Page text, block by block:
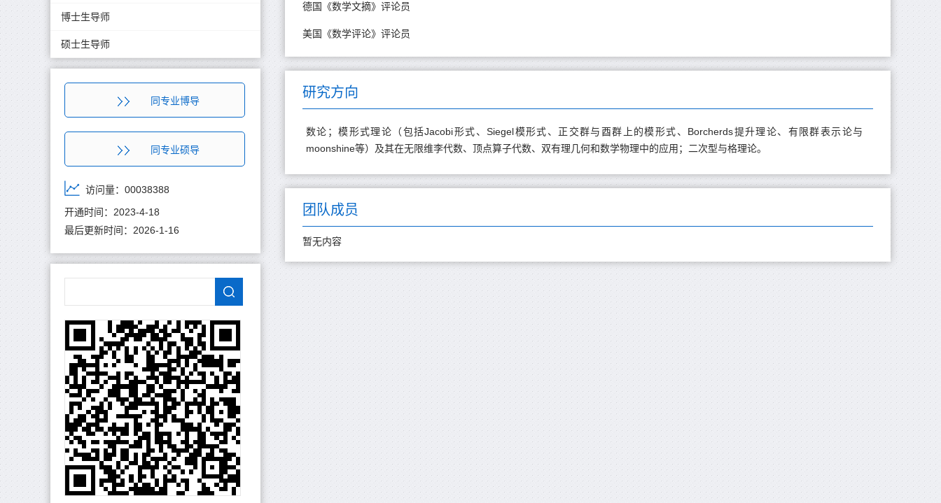
博士生导师
硕士生导师
同专业博导
同专业硕导
访问量： 00038388
开通时间： 2023-4-18
最后更新时间： 2026-1-16
德国《数学文摘》评论员
美国《数学评论》评论员
研究方向
数论；模形式理论（包括Jacobi形式、Siegel模形式、正交群与酉群上的模形式、Borcherds提升理论、有限群表示论与
moonshine等）及其在无限维李代数、顶点算子代数、双有理几何和数学物理中的应用；二次型与格理论。
团队成员
暂无内容